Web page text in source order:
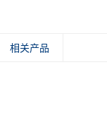
相关产品